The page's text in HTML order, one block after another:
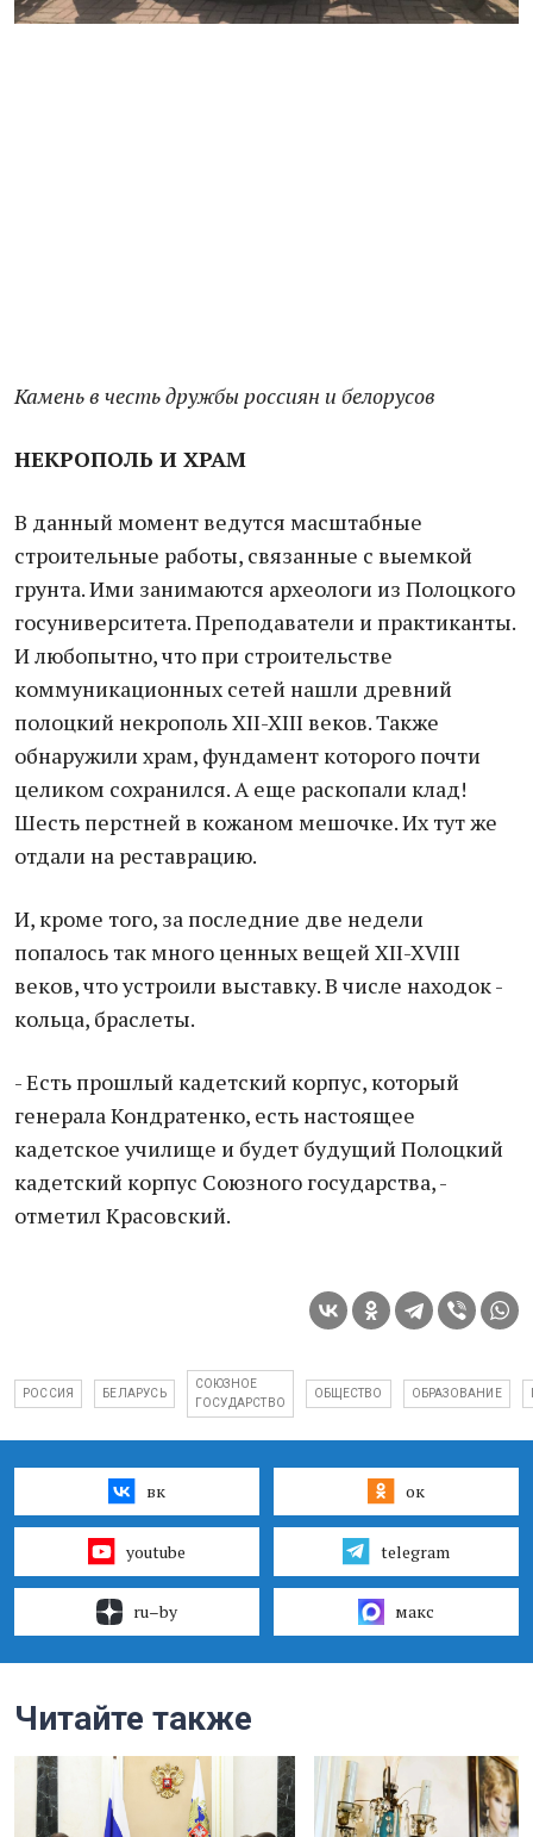
Камень в честь дружбы россиян и белорусов
НЕКРОПОЛЬ И ХРАМ
В данный момент ведутся масштабные
строительные работы, связанные с выемкой
грунта. Ими занимаются археологи из Полоцкого
госуниверситета. Преподаватели и практиканты.
И любопытно, что при строительстве
коммуникационных сетей нашли древний
полоцкий некрополь XII-XIII веков. Также
обнаружили храм, фундамент которого почти
целиком сохранился. А еще раскопали клад!
Шесть перстней в кожаном мешочке. Их тут же
отдали на реставрацию.
И, кроме того, за последние две недели
попалось так много ценных вещей XII-XVIII
веков, что устроили выставку. В числе находок -
кольца, браслеты.
- Есть прошлый кадетский корпус, который
генерала Кондратенко, есть настоящее
кадетское училище и будет будущий Полоцкий
кадетский корпус Союзного государства, -
отметил Красовский.
РОССИЯ БЕЛАРУСЬ
СОЮЗНОЕ
ГОСУДАРСТВО
ОБЩЕСТВО ОБРАЗОВАНИЕ
вк ок
youtube telegram
ru–by макс
Читайте также